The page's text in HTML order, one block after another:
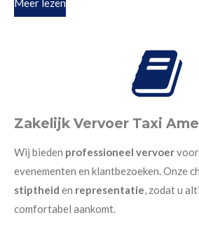
Meer lezen
Zakelijk Vervoer Taxi
Wij bieden professioneel vervoer
evenementen en klantbezoeken. Onze
stiptheid en representatie, zodat u
comfortabel aankomt.